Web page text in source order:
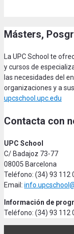
Másters,
La UPC School te
y cursos de
las necesidades del
organizaciones y a
upcschool.upc.edu
Contacta con
UPC School
C/ Badajoz 73-77
08005 Barcelona
Teléfono: (34) 93 112
Email:
Información de
Teléfono: (34) 93 112